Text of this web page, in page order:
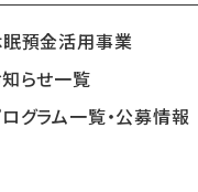
預金活用事業
らせ一覧
グラム一覧・公募情報